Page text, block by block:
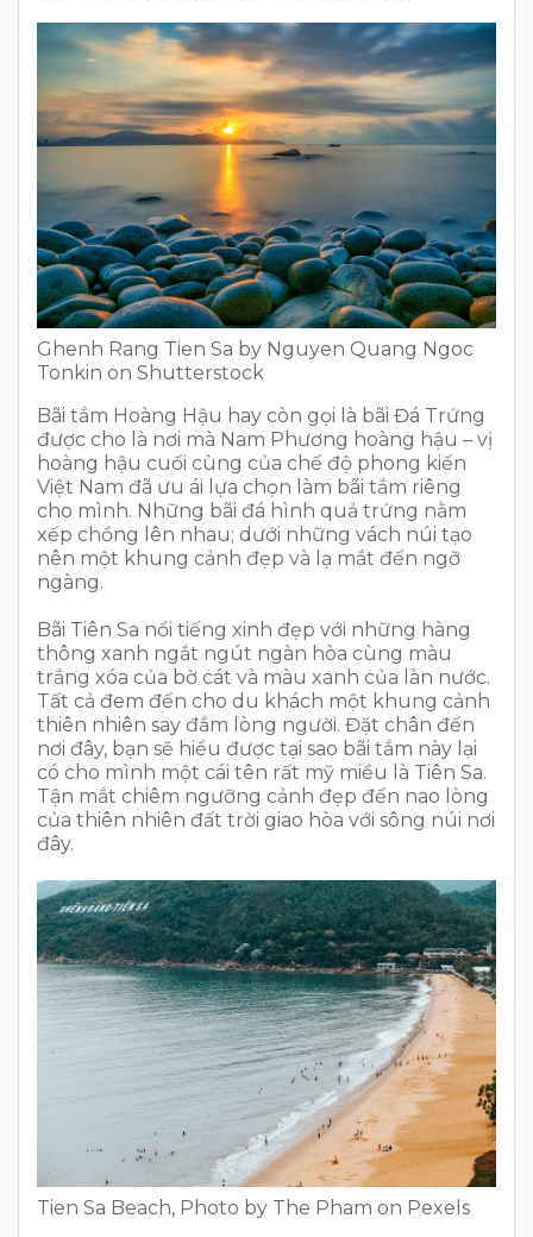
Ghenh Rang Tien Sa by Nguyen Quang Ngoc
Tonkin on Shutterstock
Bãi tắm Hoàng Hậu hay còn gọi là bãi Đá Trứng
được cho là nơi mà Nam Phương hoàng hậu – vị
hoàng hậu cuối cùng của chế độ phong kiến
Việt Nam đã ưu ái lựa chọn làm bãi tắm riêng
cho mình. Những bãi đá hình quả trứng nằm
xếp chồng lên nhau; dưới những vách núi tạo
nên một khung cảnh đẹp và lạ mắt đến ngỡ
ngàng.
Bãi Tiên Sa nổi tiếng xinh đẹp với những hàng
thông xanh ngắt ngút ngàn hòa cùng màu
trắng xóa của bờ cát và màu xanh của làn nước.
Tất cả đem đến cho du khách một khung cảnh
thiên nhiên say đắm lòng người. Đặt chân đến
nơi đây, bạn sẽ hiểu được tại sao bãi tắm này lại
có cho mình một cái tên rất mỹ miều là Tiên Sa.
Tận mắt chiêm ngưỡng cảnh đẹp đến nao lòng
của thiên nhiên đất trời giao hòa với sông núi nơi
đây.
Tien Sa Beach, Photo by The Pham on Pexels